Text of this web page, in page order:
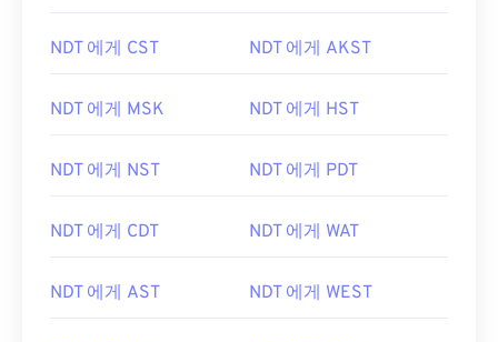
NDT 에게 CST NDT 에게 AKST
NDT 에게 MSK NDT 에게 HST
NDT 에게 NST NDT 에게 PDT
NDT 에게 CDT NDT 에게 WAT
NDT 에게 AST NDT 에게 WEST